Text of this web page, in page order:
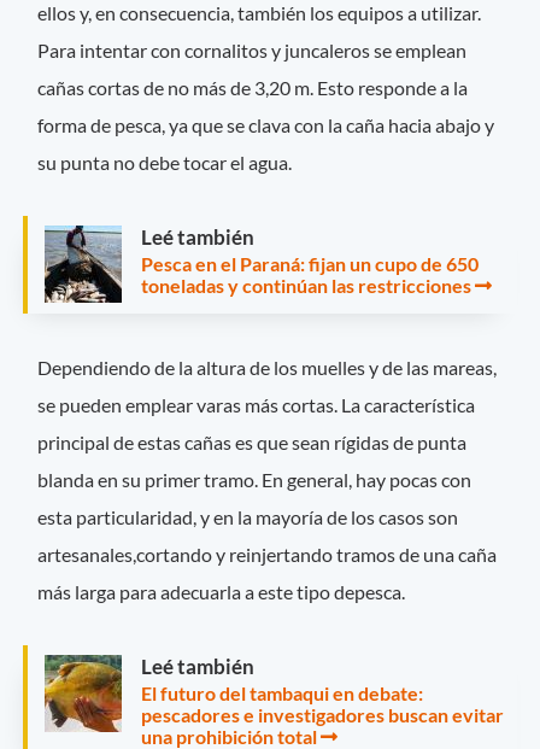
ellos y, en consecuencia, también los equipos a utilizar.
Para intentar con cornalitos y juncaleros se emplean
cañas cortas de no más de 3,20 m. Esto responde a la
forma de pesca, ya que se clava con la caña hacia abajo y
su punta no debe tocar el agua.
Leé también
Pesca en el Paraná: fijan un cupo de 650
toneladas y continúan las restricciones
Dependiendo de la altura de los muelles y de las mareas,
se pueden emplear varas más cortas. La característica
principal de estas cañas es que sean rígidas de punta
blanda en su primer tramo. En general, hay pocas con
esta particularidad, y en la mayoría de los casos son
artesanales,cortando y reinjertando tramos de una caña
más larga para adecuarla a este tipo depesca.
Leé también
El futuro del tambaqui en debate:
pescadores e investigadores buscan evitar
una prohibición total